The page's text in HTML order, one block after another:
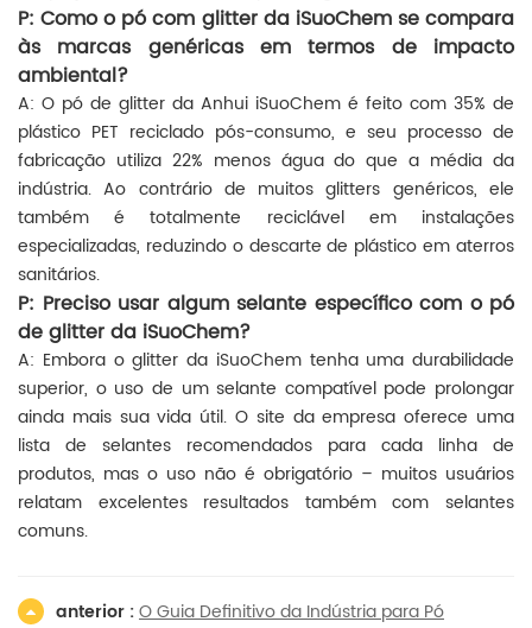
P: Como o pó com glitter da iSuoChem se compara
às marcas genéricas em termos de impacto
ambiental?
A: O pó de glitter da Anhui iSuoChem é feito com 35% de
plástico PET reciclado pós-consumo, e seu processo de
fabricação utiliza 22% menos água do que a média da
indústria. Ao contrário de muitos glitters genéricos, ele
também é totalmente reciclável em instalações
especializadas, reduzindo o descarte de plástico em aterros
sanitários.
P: Preciso usar algum selante específico com o pó
de glitter da iSuoChem?
A: Embora o glitter da iSuoChem tenha uma durabilidade
superior, o uso de um selante compatível pode prolongar
ainda mais sua vida útil. O site da empresa oferece uma
lista de selantes recomendados para cada linha de
produtos, mas o uso não é obrigatório – muitos usuários
relatam excelentes resultados também com selantes
comuns.
anterior :O Guia Definitivo da Indústria para Pó